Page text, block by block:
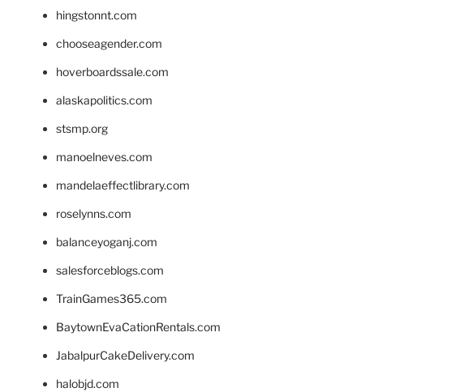
hingstonnt.com
chooseagender.com
hoverboardssale.com
alaskapolitics.com
stsmp.org
manoelneves.com
mandelaeffectlibrary.com
roselynns.com
balanceyoganj.com
salesforceblogs.com
TrainGames365.com
BaytownEvaCationRentals.com
JabalpurCakeDelivery.com
halobjd.com